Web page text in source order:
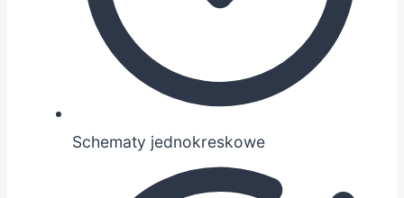
Schematy jednokreskowe